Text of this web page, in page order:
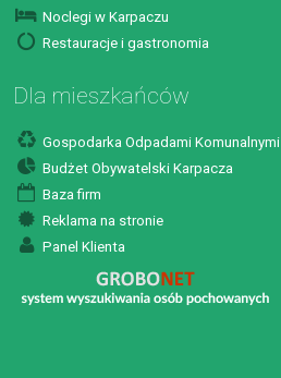
Noclegi w Karpaczu
Restauracje i gastronomia
Dla mieszkańców
Gospodarka Odpadami Komunalnymi
Budżet Obywatelski Karpacza
Baza firm
Reklama na stronie
Panel Klienta